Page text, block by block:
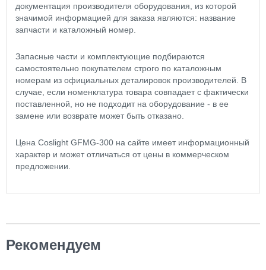
документация производителя оборудования, из которой
значимой информацией для заказа являются: название
запчасти и каталожный номер.
Запасные части и комплектующие подбираются
самостоятельно покупателем строго по каталожным
номерам из официальных деталировок производителей. В
случае, если номенклатура товара совпадает с фактически
поставленной, но не подходит на оборудование - в ее
замене или возврате может быть отказано.
Цена Coslight GFMG-300 на сайте имеет информационный
характер и может отличаться от цены в коммерческом
предложении.
Рекомендуем